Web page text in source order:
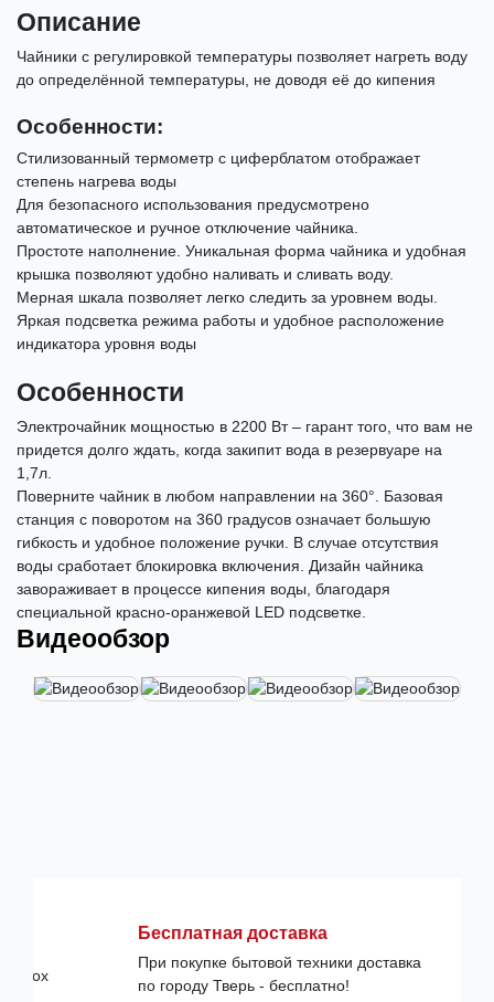
Описание
Чайники с регулировкой температуры позволяет нагреть воду
до определённой температуры, не доводя её до кипения
Особенности:
Стилизованный термометр с циферблатом отображает
степень нагрева воды
Для безопасного использования предусмотрено
автоматическое и ручное отключение чайника.
Простоте наполнение. Уникальная форма чайника и удобная
крышка позволяют удобно наливать и сливать воду.
Мерная шкала позволяет легко следить за уровнем воды.
Яркая подсветка режима работы и удобное расположение
индикатора уровня воды
Особенности
Электрочайник мощностью в 2200 Вт – гарант того, что вам не
придется долго ждать, когда закипит вода в резервуаре на
1,7л.
Поверните чайник в любом направлении на 360°. Базовая
станция с поворотом на 360 градусов означает большую
гибкость и удобное положение ручки. В случае отсутствия
воды сработает блокировка включения. Дизайн чайника
завораживает в процессе кипения воды, благодаря
специальной красно-оранжевой LED подсветке.
Видеообзор
Бесплатная доставка
При покупке бытовой техники доставка
по городу Тверь - бесплатно!